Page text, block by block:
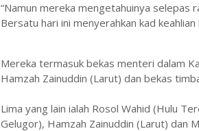
“Namun mereka mengetahuinya selepas
Bersatu hari ini menyerahkan kad
Mereka termasuk bekas menteri dalam
Hamzah Zainuddin (Larut) dan bekas
Lima yang lain ialah Rosol Wahid (Hulu
Gelugor), Hamzah Zainuddin (Larut) dan